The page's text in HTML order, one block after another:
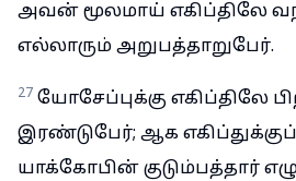
அவன் மூலமாய் எகிப்திலே
எல்லாரும் அறுபத்தாறுபேர்.
27 யோசேப்புக்கு எகிப்திலே
இரண்டுபேர்; ஆக
யாக்கோபின் குடும்பத்தார்